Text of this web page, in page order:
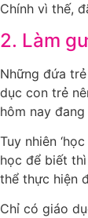
Chính vì thế,
2. Làm
Những đứa
dục con trẻ
hôm nay
Tuy nhiên
học để biết
thể thực hiện
Chỉ có giáo